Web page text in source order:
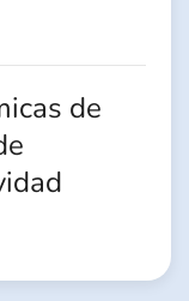
de